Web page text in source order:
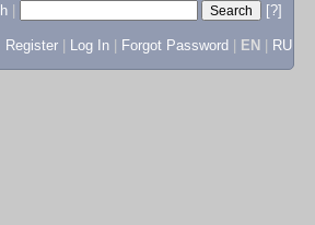
[?]
Register
Log In Forgot Password EN RU